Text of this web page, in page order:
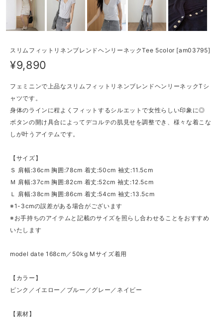
スリムフィットリネンブレンドヘンリーネックTee 5color [am03795]
¥9,890
フェミニンで上品なスリムフィットリネンブレンドヘンリーネックTシ
ャツです。
身体のラインに程よくフィットするシルエットで女性らしい印象に◎
ボタンの開け具合によってデコルテの肌見せを調整でき、様々な着こな
しが叶うアイテムです。
【サイズ】
Ｓ 肩幅:36cm 胸囲:78cm 着丈:50cm 袖丈:11.5cm
Ｍ 肩幅:37cm 胸囲:82cm 着丈:52cm 袖丈:12.5cm
Ｌ 肩幅:38cm 胸囲:86cm 着丈:54cm 袖丈:13.5cm
※1-3cmの誤差がある場合がございます
※お手持ちのアイテムと記載のサイズを照らし合わせることをおすすめ
いたします
model date 168cm／50kg Mサイズ着用
【カラー】
ピンク／イエロー／ブルー／グレー／ネイビー
【素材】